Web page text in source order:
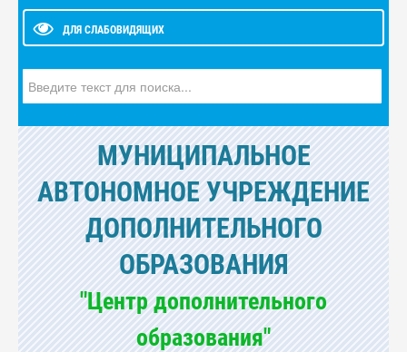
ДЛЯ СЛАБОВИДЯЩИХ
МУНИЦИПАЛЬНОЕ
АВТОНОМНОЕ УЧРЕЖДЕНИЕ
ДОПОЛНИТЕЛЬНОГО
ОБРАЗОВАНИЯ
"Центр дополнительного
образования"